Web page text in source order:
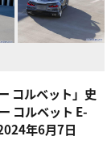
コルベット」史
コルベット E-
年6月7日